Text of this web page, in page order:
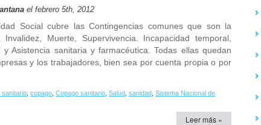
el febrero 5th, 2012
Social cubre las Contingencias comunes que son la
Muerte, Supervivencia. Incapacidad temporal,
Asistencia sanitaria y farmacéutica. Todas ellas quedan
y los trabajadores, bien sea por cuenta propia o por
sanitario copago Copago sanitario Salud sanidad Sistema Nacional de
Leer más »